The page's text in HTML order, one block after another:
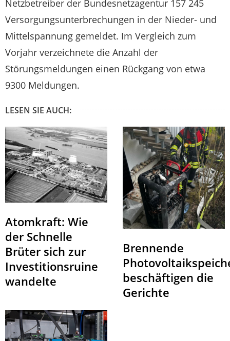
Netzbetreiber der Bundesnetzagentur 157 245
Versorgungsunterbrechungen in der Nieder- und
Mittelspannung gemeldet. Im Vergleich zum
Vorjahr verzeichnete die Anzahl der
Störungsmeldungen einen Rückgang von etwa
9300 Meldungen.
LESEN SIE AUCH:
Atomkraft: Wie
der Schnelle
Brüter sich zur
Investitionsruine
wandelte
Brennende
beschäftigen die
Gerichte